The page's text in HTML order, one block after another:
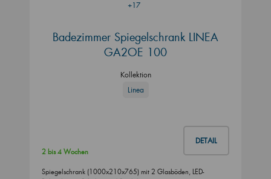
+17
Badezimmer Spiegelschrank LINEA
GA2OE 100
Kollektion
Linea
DETAIL
2 bis 4 Wochen
Spiegelschrank (1000x210x765) mit 2 Glasböden, LED-